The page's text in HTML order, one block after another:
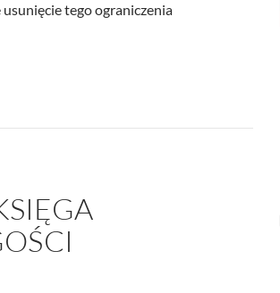
tego ograniczenia